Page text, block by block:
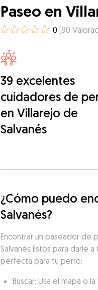
Paseo en
0 (90
39 excelentes
cuidadores de
en Villarejo de
Salvanés
¿Cómo puedo
Salvanés?
Encontrar un paseador de
Salvanés listos para darle
perfecta para tu perro:
Buscar: Usa el mapa o